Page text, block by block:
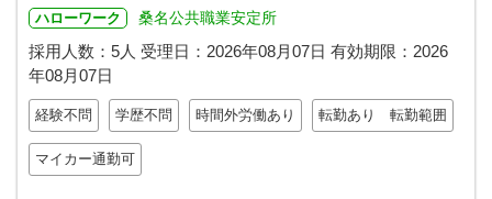
ハローワーク 桑名公共職業安定所
採用人数：5人 受理日： 2026年08月07日 有効期限： 2026
年08月07日
経験不問 学歴不問 時間外労働あり 転勤あり 転勤範囲
マイカー通勤可